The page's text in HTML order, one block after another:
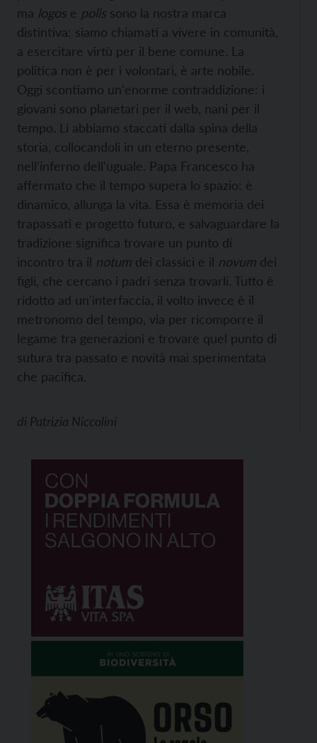
ma logos e polis sono la nostra marca
distintiva: siamo chiamati a vivere in comunità,
a esercitare virtù per il bene comune. La
politica non è per i volontari, è arte nobile.
Oggi scontiamo un'enorme contraddizione: i
giovani sono planetari per il web, nani per il
tempo. Li abbiamo staccati dalla spina della
storia, collocandoli in un eterno presente,
nell'inferno dell'uguale. Papa Francesco ha
affermato che il tempo supera lo spazio: è
dinamico, allunga la vita. Essa è memoria dei
trapassati e progetto futuro, e salvaguardare la
tradizione significa trovare un punto di
incontro tra il notum dei classici e il novum dei
figli, che cercano i padri senza trovarli. Tutto è
ridotto ad un'interfaccia, il volto invece è il
metronomo del tempo, via per ricomporre il
legame tra generazioni e trovare quel punto di
sutura tra passato e novità mai sperimentata
che pacifica.
di Patrizia Niccolini